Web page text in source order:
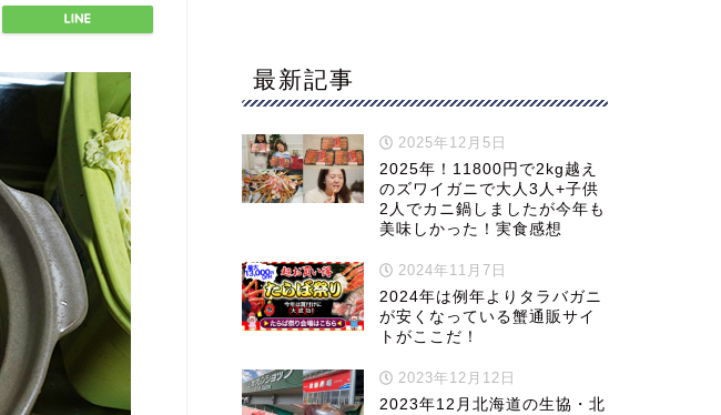
最新記事
2025年12月5日
2025年！11800円で2kg越え
のズワイガニで大人3人+子供
2人でカニ鍋しましたが今年も
美味しかった！実食感想
2024年11月7日
2024年は例年よりタラバガニ
が安くなっている蟹通販サイ
トがここだ！
2023年12月12日
2023年12月北海道の生協・北